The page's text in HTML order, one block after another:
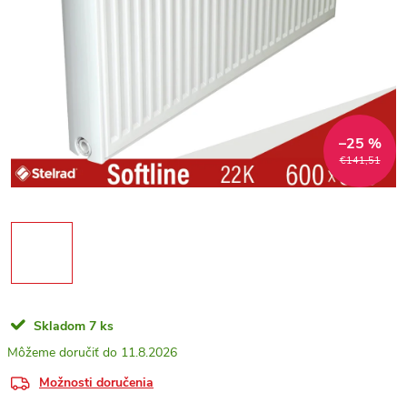
€141,51
–25 %
Skladom 7 ks
11.8.2026
Možnosti doručenia